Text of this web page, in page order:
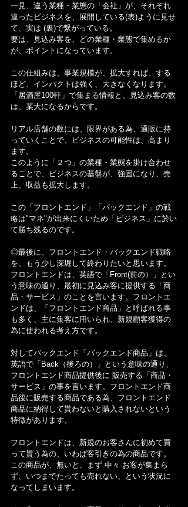
一見、違う業種・業態の「会社」が、それぞれ
違ったビジネスを、展開している(表)ように見せ
て、実は (裏)で繋がっている。
要は、見込み客を、どの業種・業態で集めるか
が、ポイントになっています。
この仕組みは、事業規模が、拡大すれば、する
ほど、インパクトは強く、大きなくなります。
「居酒屋100軒」で集まる情報と、見込み客の数
は、某大になるからです。
リアル店舗の数には、限界がある為、通販に持
っていくことで、ビジネスの可能性は、高まり
ます。
このように「２つ」の業種・業態を掛け合わせ
ることで、ビジネスの基盤が、強固になり、売
上、収益も拡大します。
この「フロントエンド」「バックエンド」の戦
略は"マネ"が出来にくいため「ビジネス」に於い
て勝ち残るのです。
◎最後に、フロントエンド・バックエンド戦略
を、もう少し深堀して終わりたいと思います。
フロントエンドは、英語で「Front(前の）」とい
う意味の通り、最初に見込み客に提供する「商
品・サービス」のことを言います。フロントエ
ンドは、「フロントエンド商品」と呼ばれる事
も多く、主に集客に用いられ、新規顧客獲得の
為に使われる考え方です。
対してバックエンド「バックエンド商品」は、
英語で「Back（後ろの）」という意味の通り、
フロントエンド商品提供後に 販売する「商品・
サービス」の事を言います。フロントエンド商
品後に販売する商品である為、フロントエンド
商品に納得して貰わないと購入されないという
特徴があります。
フロントエンドは、新規のお客さんに初めて買
って貰う為の、いわば客引きの為の商品です。
この商品が、無いと、まず 中々 お客が集まら
ず、いつまでたっても売れない、という状況に
なってしまいます。